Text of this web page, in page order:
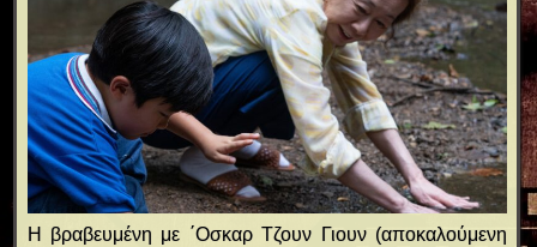
Η βραβευμένη με ΄Οσκαρ Τζουν Γιουν (αποκαλούμενη